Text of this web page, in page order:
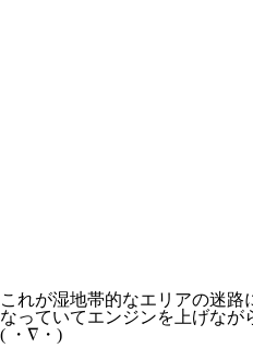
これが湿地帯的なエリアの迷路
なっていてエンジンを上げな
( ・∇・)